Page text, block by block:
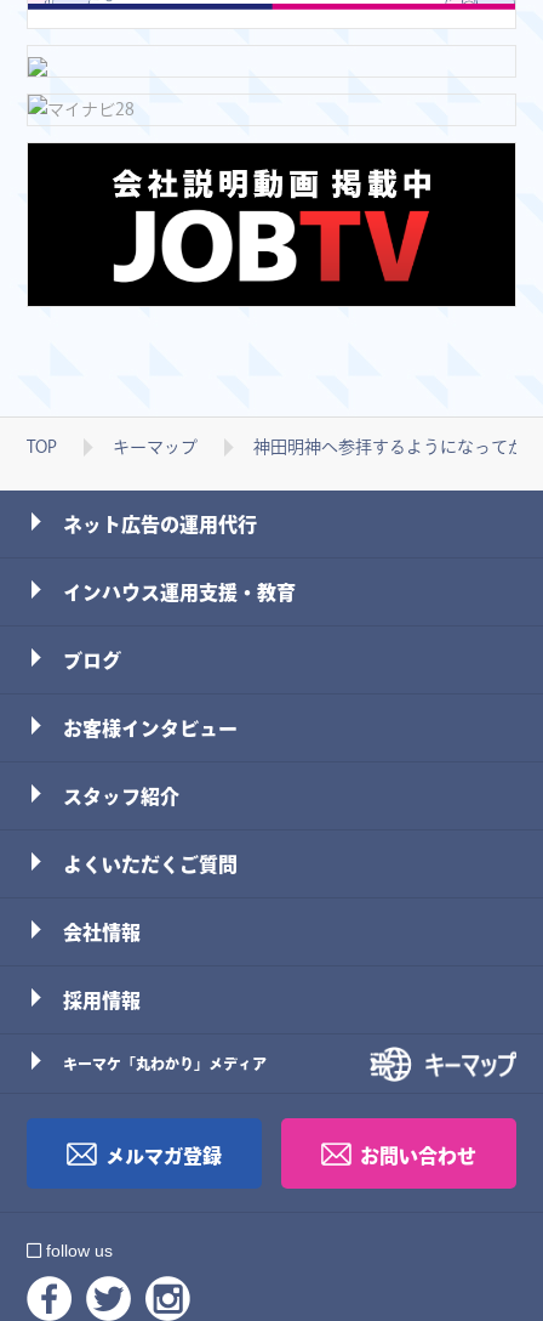
TOP キーマップ 神田明神へ参拝するようになってか
ネット広告の運用代行
インハウス運用支援・教育
ブログ
お客様インタビュー
スタッフ紹介
よくいただくご質問
会社情報
採用情報
キーマケ「丸わかり」メディア
メルマガ登録 お問い合わせ
follow us